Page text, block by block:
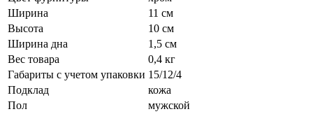
Ширина
11 см
Высота
10 см
Ширина дна
1,5 см
Вес товара
0,4 кг
Габариты с учетом упаковки 15/12/4
Подклад
кожа
Пол
мужской